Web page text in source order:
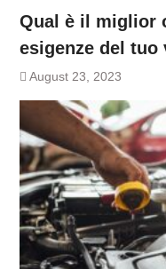
Qual è il miglior
esigenze del tuo
August 23, 2023